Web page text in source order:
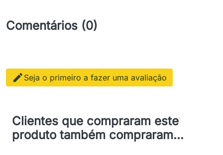
Comentários (0)
 Seja o primeiro a fazer uma avaliação
Clientes que compraram este
produto também compraram...